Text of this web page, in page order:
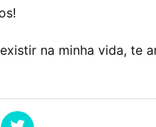
na minha vida, te